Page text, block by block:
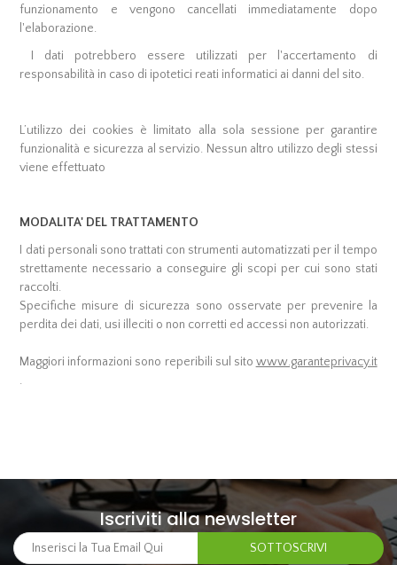
funzionamento e vengono cancellati immediatamente dopo
l'elaborazione.
I dati potrebbero essere utilizzati per l'accertamento di
responsabilità in caso di ipotetici reati informatici ai danni del sito.
L’utilizzo dei cookies è limitato alla sola sessione per garantire
funzionalità e sicurezza al servizio. Nessun altro utilizzo degli stessi
viene effettuato
MODALITA' DEL TRATTAMENTO
I dati personali sono trattati con strumenti automatizzati per il tempo
strettamente necessario a conseguire gli scopi per cui sono stati
raccolti.
Specifiche misure di sicurezza sono osservate per prevenire la
perdita dei dati, usi illeciti o non corretti ed accessi non autorizzati.
Maggiori informazioni sono reperibili sul sito www.garanteprivacy.it
.
Iscriviti alla newsletter